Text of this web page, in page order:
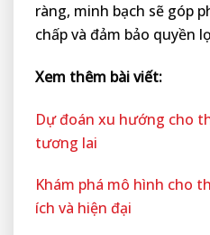
ràng, minh bạch sẽ góp
chấp và đảm bảo quyền
Xem thêm bài viết:
Dự đoán xu hướng cho
tương lai
Khám phá mô hình cho
ích và hiện đại